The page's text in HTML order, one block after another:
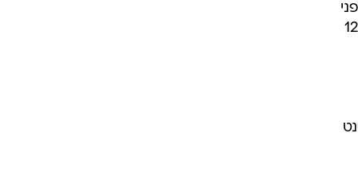
חודשיים וחצי של 18 דולר למניה. מניית גיוון אימג'ינג הונפקה בסוף חודש אוקטובר לפי מחיר של 12
1.7 דולרים, מניית טיוגה , שהוסיפה 7.9% ל-41 סנט